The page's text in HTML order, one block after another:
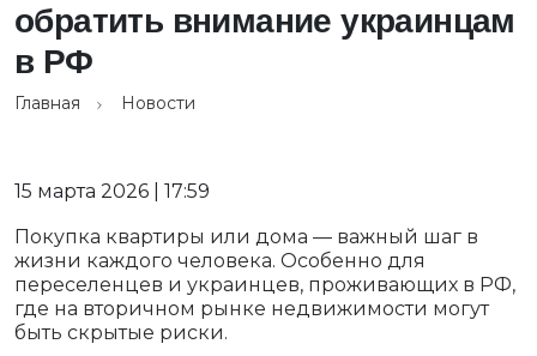
обратить внимание украинцам
в РФ
Главная Новости
15 марта 2026 | 17:59
Покупка квартиры или дома — важный шаг в
жизни каждого человека. Особенно для
переселенцев и украинцев, проживающих в РФ,
где на вторичном рынке недвижимости могут
быть скрытые риски.